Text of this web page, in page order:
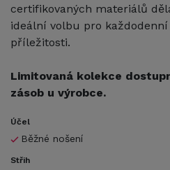
certifikovaných materiálů
ideální volbu pro
příležitosti.
Limitovaná kolekce
zásob u výrobce.
Účel
Běžné nošení
Střih